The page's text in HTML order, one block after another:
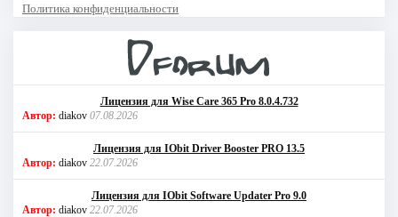
Политика конфиденциальности
Лицензия для Wise Care 365 Pro 8.0.4.732
Автор: diakov 07.08.2026
Лицензия для IObit Driver Booster PRO 13.5
Автор: diakov 22.07.2026
Лицензия для IObit Software Updater Pro 9.0
Автор: diakov 22.07.2026